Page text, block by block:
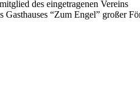
des eingetragenen Vereins
Gasthauses “Zum Engel” großer